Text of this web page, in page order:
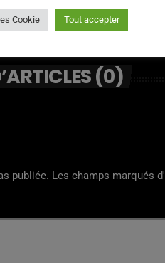
(0)
publiée. Les champs marqués
Cookie Tout accepter